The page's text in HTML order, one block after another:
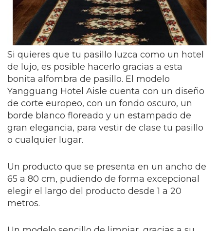
Si quieres que tu pasillo luzca como un hotel
de lujo, es posible hacerlo gracias a esta
bonita alfombra de pasillo. El modelo
Yangguang Hotel Aisle cuenta con un diseño
de corte europeo, con un fondo oscuro, un
borde blanco floreado y un estampado de
gran elegancia, para vestir de clase tu pasillo
o cualquier lugar.
Un producto que se presenta en un ancho de
65 a 80 cm, pudiendo de forma excepcional
elegir el largo del producto desde 1 a 20
metros.